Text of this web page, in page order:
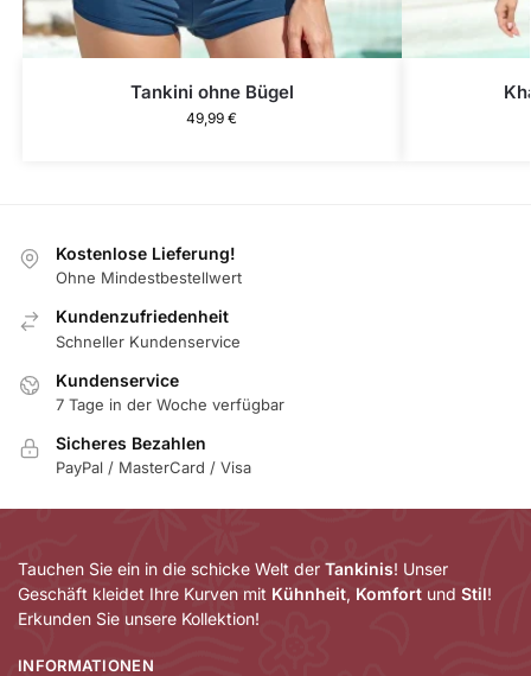
Tankini ohne Bügel
49,99€
Kostenlose Lieferung!
Ohne Mindestbestellwert
Kundenzufriedenheit
Schneller Kundenservice
Kundenservice
7 Tage in der Woche verfügbar
Sicheres Bezahlen
PayPal / MasterCard / Visa
Tauchen Sie ein in die schicke Welt der Tankinis! Unser
Geschäft kleidet Ihre Kurven mit Kühnheit, Komfort und Stil!
Erkunden Sie unsere Kollektion!
INFORMATIONEN